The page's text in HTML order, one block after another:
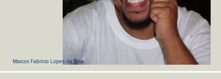
Marcos Fabrício Lopes da Silva